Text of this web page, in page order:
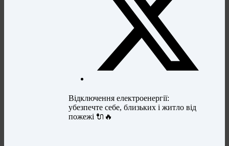
Відключення електроенергії:
убезпечте себе, близьких і житло від
пожежі 🔌🔥